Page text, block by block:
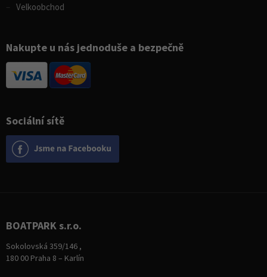
Sociální sítě
Velkoobchod
Nakupte u nás jednoduše a bezpečně
BOATPARK s.r.o.
Sokolovská 359/146 ,
180 00 Praha 8 – Karlín